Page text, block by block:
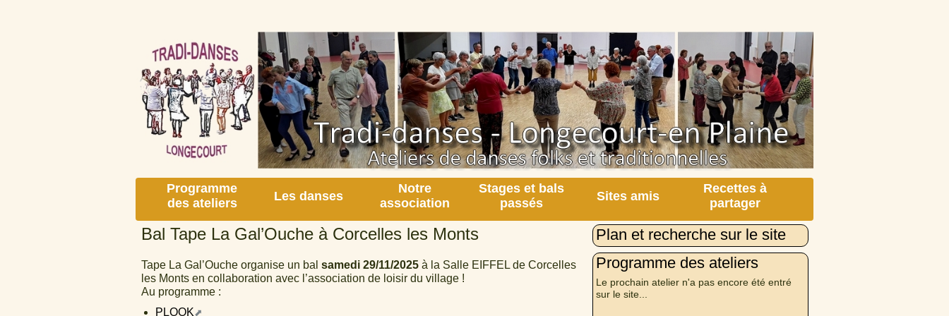
Programme
des ateliers
Les danses
Notre
association
Stages et bals
passés
Sites amis
Recettes à
partager
Bal Tape La Gal’Ouche à Corcelles les Monts
Tape La Gal’Ouche organise un bal samedi 29/11/2025à la Salle EIFFEL de Corcelles
les Monts en collaboration avec l’association de loisir du village !
Au programme :
PLOOK
Plan et recherche sur le site
Programme des ateliers
Le prochain atelier n'a pas encore été entré
sur le site...